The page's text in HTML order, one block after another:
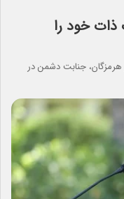
خود را
جنابت دشمن در